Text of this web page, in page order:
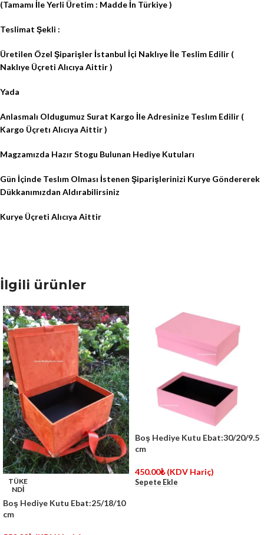
(Tamamı İle Yerli Üretim : Madde İn Türkiye )
Teslimat Şekli :
Üretilen Özel Şiparişler İstanbul İçi Naklıye İle Teslim Edilir (
Naklıye Üçreti Alıcıya Aittir )
Yada
Anlasmalı Oldugumuz Surat Kargo İle Adresinize Teslım Edilir (
Kargo Üçretı Alıcıya Aittir )
Magzamızda Hazır Stogu Bulunan Hediye Kutuları
Gün İçinde Teslım Olması İstenen Şiparişlerinizi Kurye Göndererek
Dükkanımızdan Aldırabilirsiniz
Kurye Üçreti Alıcıya Aittir
İlgili ürünler
TÜKE
NDİ
Boş Hediye Kutu Ebat:25/18/10
cm
Boş Hediye Kutu Ebat:30/20/9.5
cm
450.00₺ (KDV Hariç)
Sepete Ekle